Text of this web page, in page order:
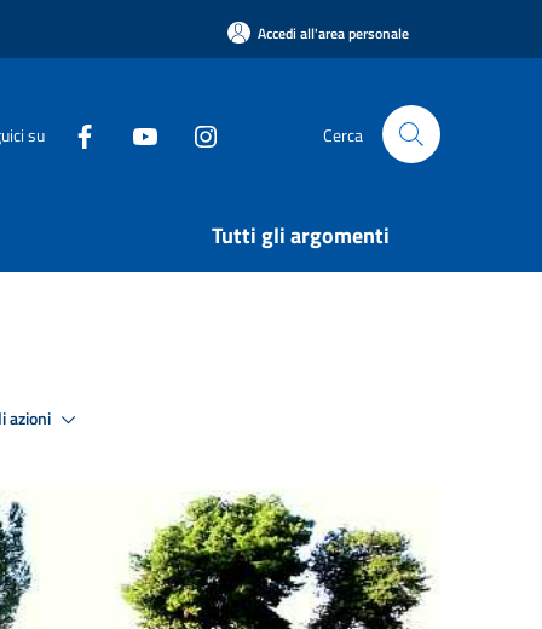
Accedi all'area personale
su Cerca
Tutti gli argomenti
azioni